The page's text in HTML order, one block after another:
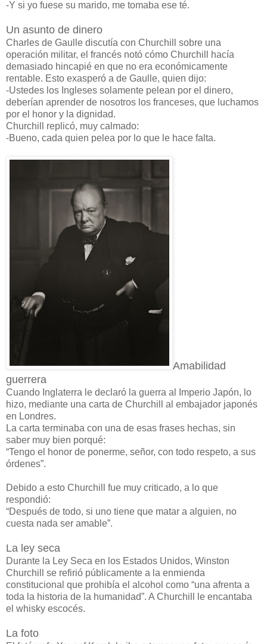
-Y si yo fuese su marido, me tomaba ese té.
Un asunto de dinero
Charles de Gaulle discutía con Churchill sobre una
operación militar, el francés notó cómo Churchill hacía
demasiado hincapié en que no era económicamente
rentable. Esto exasperó a de Gaulle, quien dijo:
-Ustedes los Ingleses solamente pelean por el dinero,
deberían aprender de nosotros los franceses, que luchamos
por el honor y la dignidad.
Churchill replicó, muy calmado:
-Bueno, cada quien pelea por lo que le hace falta.
Amabilidad
guerrera
Cuando Inglaterra le declaró la guerra al Imperio Japón, lo
hizo, mediante una carta de Churchill al embajador japonés
en Londres.
La carta terminaba con una de esas frases hechas, sin
saber muy bien porqué:
“Tengo el honor de ponerme, señor, con todo respeto, a sus
órdenes”.
Debido a esto Churchill fue muy criticado, a lo que
respondió:
“Después de todo, si uno tiene que matar a alguien, no
cuesta nada ser amable”.
La ley seca
Durante la Ley Seca en los Estados Unidos, Winston
Churchill se refirió públicamente a la enmienda
constitucional que prohibía el alcohol como “una afrenta a
toda la historia de la humanidad”. A Churchill le encantaba
el whisky escocés.
La foto